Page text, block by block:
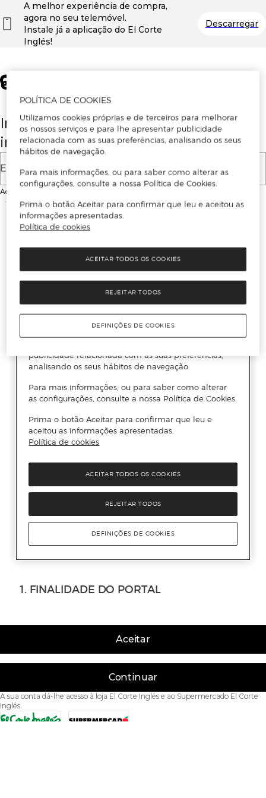
Insira o seu email para se registar ou
iniciar sessão.
E-mail
Ao continuar, aceitas as
Aceitar
Continuar
A sua conta dá-lhe acesso à loja El Corte Inglés e ao Supermercado El Corte
Inglés.
A melhor experiência de compra,
agora no seu telemóvel.
Instale já a aplicação do El Corte
Inglés!
Descarregar
POLÍTICA DE COOKIES
Utilizamos cookies próprias e de terceiros para melhorar
os nossos serviços e para lhe apresentar publicidade
relacionada com as suas preferências, analisando os seus
hábitos de navegação.
Para mais informações, ou para saber como alterar as
configurações, consulte a nossa Política de Cookies.
Prima o botão Aceitar para confirmar que leu e aceitou as
informações apresentadas.
Política de cookies
REJEITAR TODOS
ACEITAR TODOS OS COOKIES
DEFINIÇÕES DE COOKIES